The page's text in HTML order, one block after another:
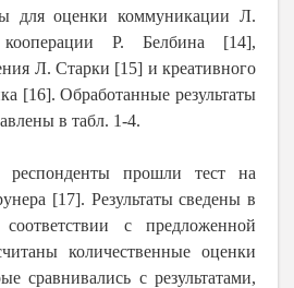
для оценки коммуникации Л.
Р. Белбина [14],
Л. Старки [15] и креативного
[16]. Обработанные результаты
в табл. 1-4.
респонденты прошли тест на
[17]. Результаты сведены в
с предложенной
количественные оценки
сравнивались с результатами,